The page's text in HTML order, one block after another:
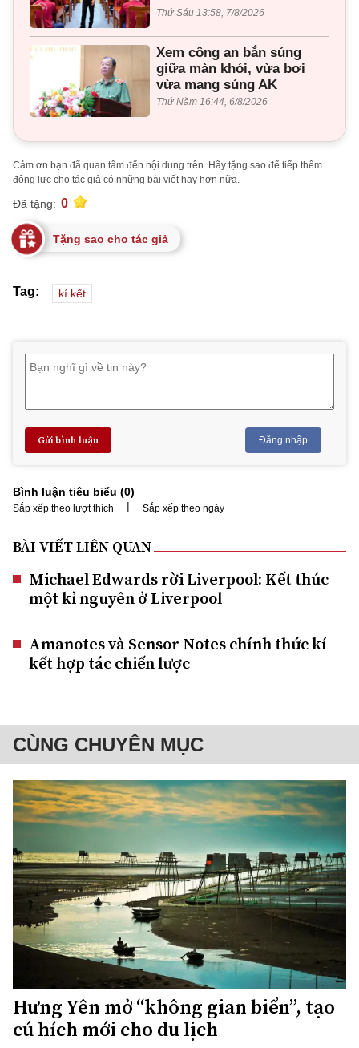
Thứ Sáu 13:58, 7/8/2026
Xem công an bắn súng
giữa màn khói, vừa bơi
vừa mang súng AK
Thứ Năm 16:44, 6/8/2026
Cảm ơn bạn đã quan tâm đến nội dung trên. Hãy tặng sao để tiếp thêm
động lực cho tác giả có những bài viết hay hơn nữa.
Đã tặng: 0
Tặng sao cho tác giả
Tag: kí kết
Gửi bình luận Đăng nhập
Bình luận tiêu biểu (0)
Sắp xếp theo lượt thích | Sắp xếp theo ngày
BÀI VIẾT LIÊN QUAN
Michael Edwards rời Liverpool: Kết thúc
một kỉ nguyên ở Liverpool
Amanotes và Sensor Notes chính thức kí
kết hợp tác chiến lược
CÙNG CHUYÊN MỤC
Hưng Yên mở “không gian biển”, tạo
cú hích mới cho du lịch